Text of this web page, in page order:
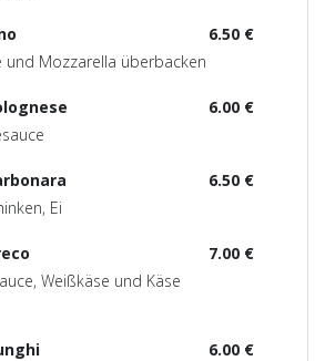
6.50 €
und Mozzarella überbacken
6.00 €
6.50 €
Ei
7.00 €
Weißkäse und Käse
6.00 €